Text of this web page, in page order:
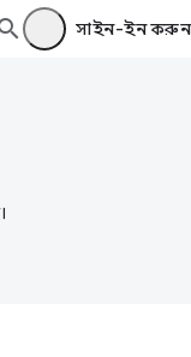
সাইন-ইন করুন